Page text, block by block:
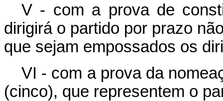
V - com a prova de
dirigirá o partido por prazo
que sejam empossados os
VI - com a prova da
(cinco), que representem o